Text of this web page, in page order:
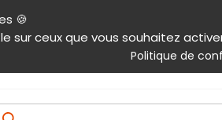
🍪
sur ceux que vous souhaitez
Politique de
principal
Produits & services